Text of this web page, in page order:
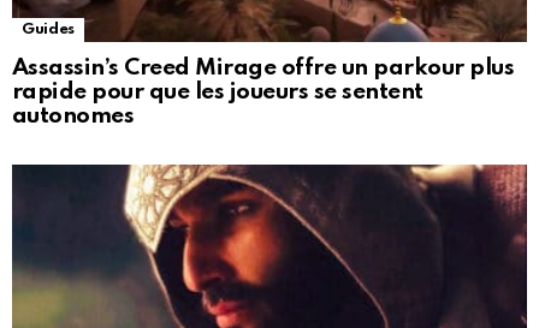
Guides
Assassin’s Creed Mirage offre un parkour plus
rapide pour que les joueurs se sentent
autonomes